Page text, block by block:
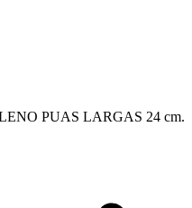
PUAS LARGAS 24 cm.